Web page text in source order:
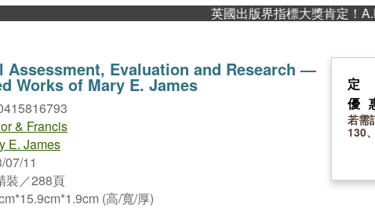
英國出版界指標大獎肯定！A.F.
Assessment, Evaluation and Research ―
Works of Mary E. James
& Francis
E. James
07/11
裝／288頁
(高/寬/厚)
優
若需
130